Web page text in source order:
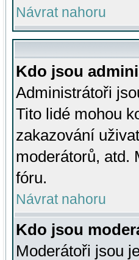
Návrat nahoru
Kdo jsou
Administrátoři
Tito lidé mohou
zakazování
moderátorů, atd.
fóru.
Návrat nahoru
Kdo jsou
Moderátoři jsou